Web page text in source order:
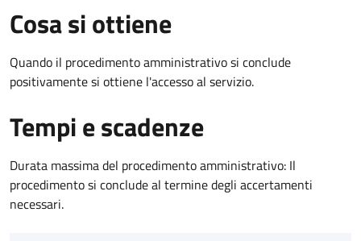
Cosa si ottiene
Quando il procedimento amministrativo si conclude
positivamente si ottiene l'accesso al servizio.
Tempi e scadenze
Durata massima del procedimento amministrativo: Il
procedimento si conclude al termine degli accertamenti
necessari.